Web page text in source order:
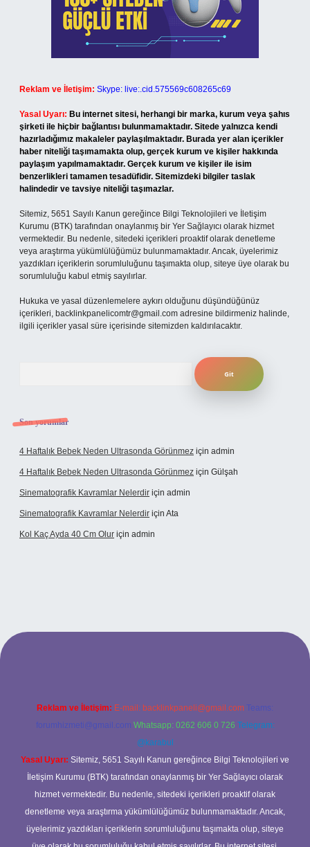
Reklam ve İletişim: Skype: live:.cid.575569c608265c69
Yasal Uyarı: Bu internet sitesi, herhangi bir marka, kurum veya şahıs
şirketi ile hiçbir bağlantısı bulunmamaktadır. Sitede yalnızca kendi
hazırladığımız makaleler paylaşılmaktadır. Burada yer alan içerikler
haber niteliği taşımamakta olup, gerçek kurum ve kişiler hakkında
paylaşım yapılmamaktadır. Gerçek kurum ve kişiler ile isim
benzerlikleri tamamen tesadüfidir. Sitemizdeki bilgiler taslak
halindedir ve tavsiye niteliği taşımazlar.
Sitemiz, 5651 Sayılı Kanun gereğince Bilgi Teknolojileri ve İletişim
Kurumu (BTK) tarafından onaylanmış bir Yer Sağlayıcı olarak hizmet
vermektedir. Bu nedenle, sitedeki içerikleri proaktif olarak denetleme
veya araştırma yükümlülüğümüz bulunmamaktadır. Ancak, üyelerimiz
yazdıkları içeriklerin sorumluluğunu taşımakta olup, siteye üye olarak bu
sorumluluğu kabul etmiş sayılırlar.
Hukuka ve yasal düzenlemelere aykırı olduğunu düşündüğünüz
içerikleri, backlinkpanelicomtr@gmail.com adresine bildirmeniz halinde,
ilgili içerikler yasal süre içerisinde sitemizden kaldırılacaktır.
Son yorumlar
4 Haftalık Bebek Neden Ultrasonda Görünmez için admin
4 Haftalık Bebek Neden Ultrasonda Görünmez için Gülşah
Sinematografik Kavramlar Nelerdir için admin
Sinematografik Kavramlar Nelerdir için Ata
Kol Kaç Ayda 40 Cm Olur için admin
Reklam ve İletişim: E-mail: backlinkpaneli@gmail.com Teams:
forumhizmeti@gmail.com Whatsapp: 0262 606 0 726 Telegram:
@karabul
Yasal Uyarı: Sitemiz, 5651 Sayılı Kanun gereğince Bilgi Teknolojileri ve
İletişim Kurumu (BTK) tarafından onaylanmış bir Yer Sağlayıcı olarak
hizmet vermektedir. Bu nedenle, sitedeki içerikleri proaktif olarak
denetleme veya araştırma yükümlülüğümüz bulunmamaktadır. Ancak,
üyelerimiz yazdıkları içeriklerin sorumluluğunu taşımakta olup, siteye